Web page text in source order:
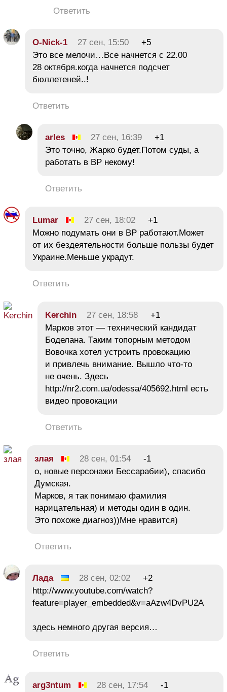
Ответить
O-Nick-1 27 сен, 15:50
+5
Это все мелочи…Все начнется с 22.00
28 октября.когда начнется подсчет
бюллетеней..!
Ответить
arles 27 сен, 16:39
+1
Это точно, Жарко будет.Потом суды, а
работать в ВР некому!
Ответить
Lumar 27 сен, 18:02
+1
Можно подумать они в ВР работают.Может
от их бездеятельности больше пользы будет
Украине.Меньше украдут.
Ответить
Kerchin 27 сен, 18:58
+1
Марков этот — технический кандидат
Боделана. Таким топорным методом
Вовочка хотел устроить провокацию
и привлечь внимание. Вышло что-то
не очень. Здесь
http://nr2.com.ua/odessa/405692.html есть
видео провокации
Ответить
злая 28 сен, 01:54
-1
о, новые персонажи Бессарабии), спасибо
Думская.
Марков, я так понимаю фамилия
нарицательная) и методы один в один.
Это похоже диагноз))Мне нравится)
Ответить
Лада 28 сен, 02:02
+2
http://www.youtube.com/watch?
feature=player_embedded&v=aAzw4DvPU2A
здесь немного другая версия…
Ответить
arg3ntum 28 сен, 17:54
-1